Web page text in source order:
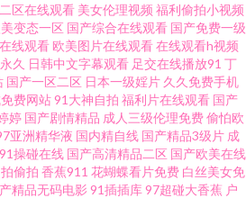
国产精品 欧美亚洲日精品 在线91 成人刺激91
人 国产欧美成人精品综合 亚州精品国产精品
精品少妇一区二区 亚洲天堂免费AV 91网站
91ncom在线观看 不卡午夜东京热 三级免费大
区在线观看 美女伦理视频 福利偷拍小视频
变态一区 国产综合在线观看 国产免费一级
线观看 欧美图片在线观看在线观看h视频
久 日韩中文字幕观看 足交在线播放91 丁
国产一区二区 日本一级婬片 久久免费手机
费网站91大神自拍 福利片在线观看 国产
婷 国产剧情精品 成人三级伦理免费偷怕欧
亚洲精华液 国内精自线 国产精品3级片 成
91操碰在线 国产高清精品二区 国产欧美在线
偷拍 香蕉911 花蝴蝶看片免费 白丝美女免
精品无码电影 91插插库97超碰大香蕉 户